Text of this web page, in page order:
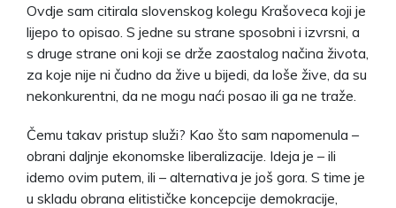
Ovdje sam citirala slovenskog kolegu Krašoveca koji je
lijepo to opisao. S jedne su strane sposobni i izvrsni, a
s druge strane oni koji se drže zaostalog načina života,
za koje nije ni čudno da žive u bijedi, da loše žive, da su
nekonkurentni, da ne mogu naći posao ili ga ne traže.
Čemu takav pristup služi? Kao što sam napomenula –
obrani daljnje ekonomske liberalizacije. Ideja je – ili
idemo ovim putem, ili – alternativa je još gora. S time je
u skladu obrana elitističke koncepcije demokracije,